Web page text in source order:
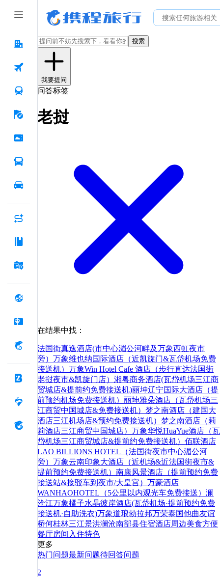
搜索
我要提问
问答标签
老挝
在结果中找：
法国街真逸酒店(市中心湄公河畔及万象西虹夜市
旁） 万象维也纳国际酒店（近凯旋门&瓦岱机场免费
接送机） 万象Win Hotel Cafe 酒店（步行直达法国街
老挝夜市&凯旋门店） 湘粤商务酒店(瓦岱机场三江商
贸城店&提前约免费接送机)丽坤辽宁国际大酒店（提
前预约机场免费接送机） 丽坤雅朵酒店（瓦岱机场三
江商贸中国城店&免费接送机） 梦之南酒店（建国大
酒店三江机场店&预约免费接送机） 梦之南酒店（莉
莉酒店三江商贸中国城店） 万象华悦HuaYue酒店（瓦
岱机场三江商贸城店&提前约免费接送机） 佰联酒店
LAO BILLIONS HOTEL（法国街夜市中心湄公河
旁） 万象云南印象大酒店（近机场&近法国街夜市&
提前预约免费接送机） 南康风景酒店（提前预约免费
接送站&接驳车到夜市/大皇宫） 万豪酒店
WANHAOHOTEL（5公里以内观光车免费接送） 澜
沧江万象橘子水晶彼岸酒店(瓦岱机场·提前预约免费
接送机·自助洗衣)万象道琅勃拉邦万荣泰国他曲友谊
桥何桂林三江景洪澜沧南部县住宿酒店周边美食方便
餐厅房间 入住特色
更多
热门问题最新问题待回答问题
2